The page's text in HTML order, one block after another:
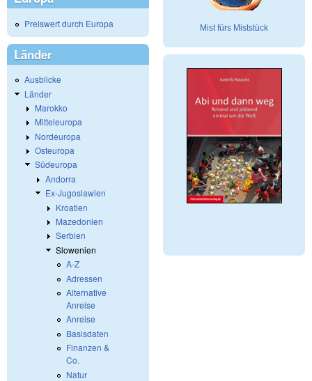
Preiswert durch Europa
Länder
Ausblicke
Länder
Marokko
Mitteleuropa
Nordeuropa
Osteuropa
Südeuropa
Andorra
Ex-Jugoslawien
Kroatien
Mazedonien
Serbien
Slowenien
A-Z
Adressen
Alternative
Anreise
Anreise
Basisdaten
Finanzen &
Co.
Natur
Mist fürs Miststück